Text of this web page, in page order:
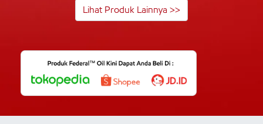
Lihat Produk Lainnya >>